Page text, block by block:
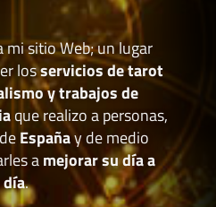
mi sitio Web; un lugar
losservicios de tarot
y trabajos de
que realizo a personas,
Españay de medio
amejorar su día a
día.